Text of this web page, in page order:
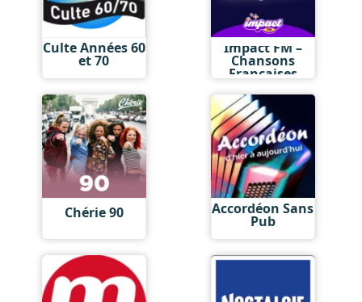
Culte Années 60
et 70
Impact FM –
Chansons
Françaises
Chérie 90 Accordéon Sans
Pub